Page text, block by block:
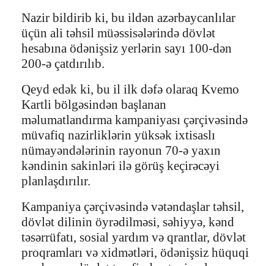
Nazir bildirib ki, bu ildən azərbaycanlılar
üçün ali təhsil müəssisələrində dövlət
hesabına ödənişsiz yerlərin sayı 100-dən
200-ə çatdırılıb.
Qeyd edək ki, bu il ilk dəfə olaraq Kvemo
Kartli bölgəsindən başlanan
məlumatlandırma kampaniyası çərçivəsində
müvafiq nazirliklərin yüksək ixtisaslı
nümayəndələrinin rayonun 70-ə yaxın
kəndinin sakinləri ilə görüş keçirəcəyi
planlaşdırılır.
Kampaniya çərçivəsində vətəndaşlar təhsil,
dövlət dilinin öyrədilməsi, səhiyyə, kənd
təsərrüfatı, sosial yardım və qrantlar, dövlət
proqramları və xidmətləri, ödənişsiz hüquqi